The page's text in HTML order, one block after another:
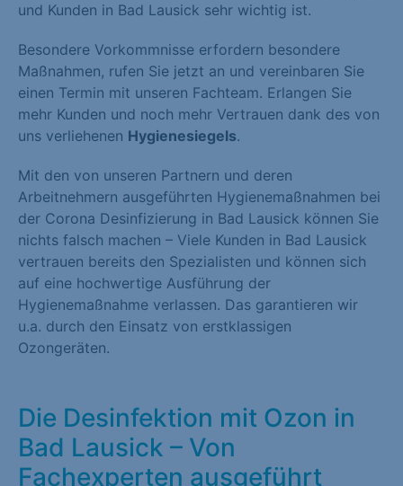
und Kunden in Bad Lausick sehr wichtig ist.
Besondere Vorkommnisse erfordern besondere
Maßnahmen, rufen Sie jetzt an und vereinbaren Sie
einen Termin mit unseren Fachteam. Erlangen Sie
mehr Kunden und noch mehr Vertrauen dank des von
uns verliehenen Hygienesiegels.
Mit den von unseren Partnern und deren
Arbeitnehmern ausgeführten Hygienemaßnahmen bei
der Corona Desinfizierung in Bad Lausick können Sie
nichts falsch machen – Viele Kunden in Bad Lausick
vertrauen bereits den Spezialisten und können sich
auf eine hochwertige Ausführung der
Hygienemaßnahme verlassen. Das garantieren wir
u.a. durch den Einsatz von erstklassigen
Ozongeräten.
Die Desinfektion mit Ozon in
Bad Lausick – Von
Fachexperten ausgeführt